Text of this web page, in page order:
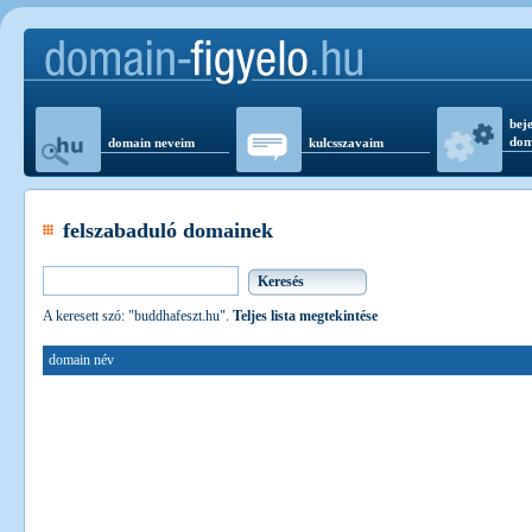
domain neveim kulcsszavaim
felszabaduló domainek
A keresett szó: "buddhafeszt.hu". Teljes lista megtekintése
domain név